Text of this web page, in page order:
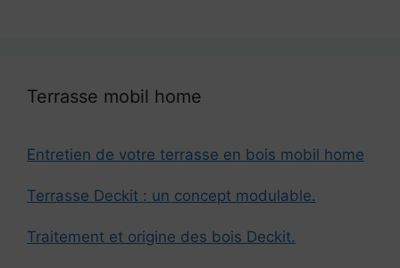
Terrasse mobil home
Entretien de votre terrasse en bois mobil home
Terrasse Deckit : un concept modulable.
Traitement et origine des bois Deckit.